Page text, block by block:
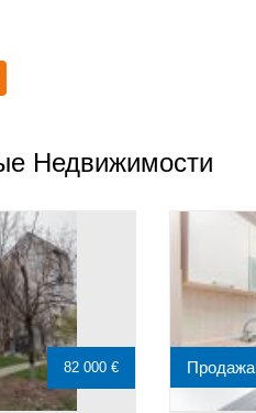
Недвижимости
82 000 € Продажа